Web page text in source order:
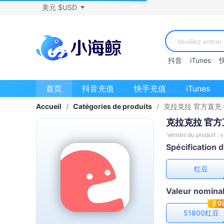
美元 $USD
抖音 iTunes
首页 抖音充值 快手充值 iTunes
Accueil / Catégories de produits / 克拉克拉 官方直
克拉克拉 官
Ventes du produit :
Spécification
红豆
Valeur
51800红豆